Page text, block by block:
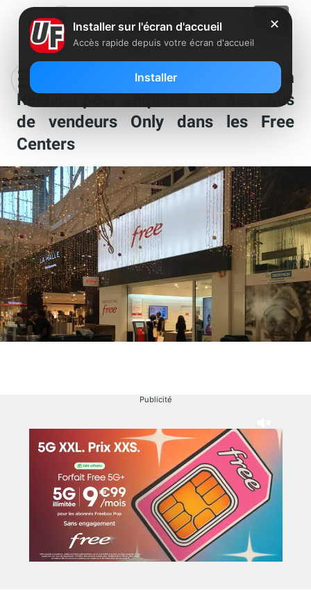
Free envoie un émissaire à La
Réunion pour enquêter sur des abus
de vendeurs Only dans les Free
Centers
Publicité
✕
Installer sur l'écran d'accueil
Accès rapide depuis votre écran d'accueil
Installer